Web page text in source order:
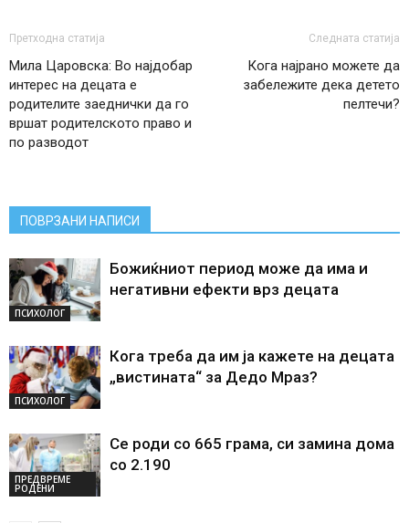
Претходна статија
Мила Царовска: Во најдобар
интерес на децата е
родителите заеднички да го
вршат родителското право и
по разводот
Следната статија
Кога најрано можете да
забележите дека детето
пелтечи?
ПОВРЗАНИ НАПИСИ
ПСИХОЛОГ
Божиќниот период може да има и
негативни ефекти врз децата
ПСИХОЛОГ
Кога треба да им ја кажете на децата
„вистината“ за Дедо Мраз?
ПРЕДВРЕМЕ
РОДЕНИ
Се роди со 665 грама, си замина дома
со 2.190